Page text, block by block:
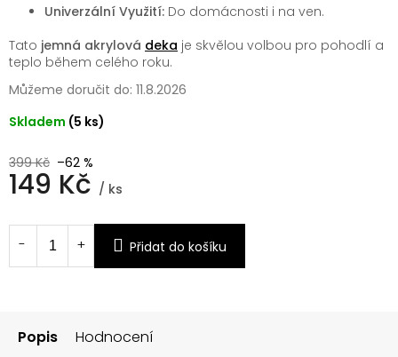
399 Kč –62 %
149 Kč / ks
cena:
Skladem (5 ks)
Můžeme doručit do: 11.8.2026
Přidat do košíku
Univerzální Využití: Do domácnosti i na ven.
Tato jemná akrylová deka je skvělou volbou pro pohodlí a
teplo během celého roku.
Popis Hodnocení